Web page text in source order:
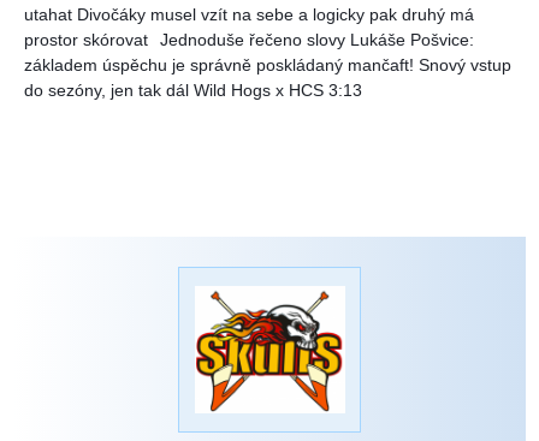
utahat Divočáky musel vzít na sebe a logicky pak druhý má
prostor skórovat
Jednoduše řečeno slovy Lukáše Pošvice:
základem úspěchu je správně poskládaný mančaft! Snový vstup
do sezóny, jen tak dál Wild Hogs x HCS 3:13